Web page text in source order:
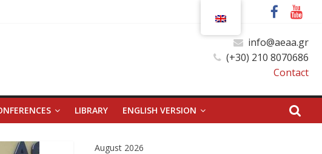
info@aeaa.gr
(+30) 210 8070686
Contact
LIBRARY ENGLISH VERSION
August 2026